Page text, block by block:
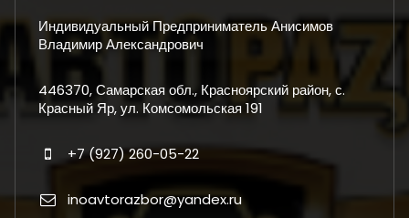
Индивидуальный Предприниматель Анисимов
Владимир Александрович
446370, Самарская обл., Красноярский район, с.
Красный Яр, ул. Комсомольская 191
+7 (927) 260-05-22
inoavtorazbor@yandex.ru